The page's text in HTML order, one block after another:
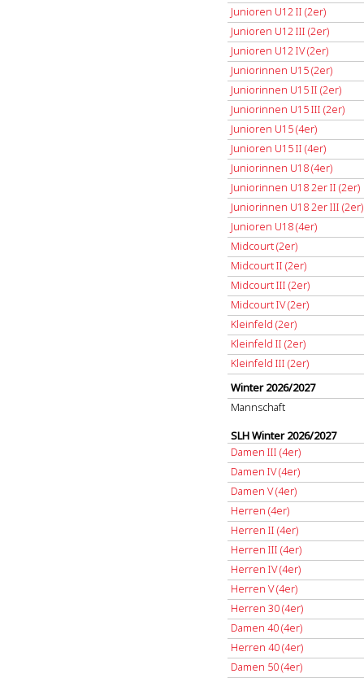
Junioren U12 II (2er)
Junioren U12 III (2er)
Junioren U12 IV (2er)
Juniorinnen U15 (2er)
Juniorinnen U15 II (2er)
Juniorinnen U15 III (2er)
Junioren U15 (4er)
Junioren U15 II (4er)
Juniorinnen U18 (4er)
Juniorinnen U18 2er II (2er)
Juniorinnen U18 2er III (2er)
Junioren U18 (4er)
Midcourt (2er)
Midcourt II (2er)
Midcourt III (2er)
Midcourt IV (2er)
Kleinfeld (2er)
Kleinfeld II (2er)
Kleinfeld III (2er)
Winter 2026/2027
Mannschaft
SLH Winter 2026/2027
Damen III (4er)
Damen IV (4er)
Damen V (4er)
Herren (4er)
Herren II (4er)
Herren III (4er)
Herren IV (4er)
Herren V (4er)
Herren 30 (4er)
Damen 40 (4er)
Herren 40 (4er)
Damen 50 (4er)